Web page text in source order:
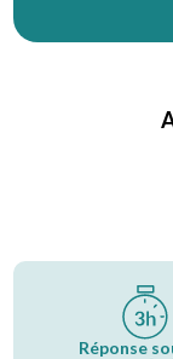
Réponse